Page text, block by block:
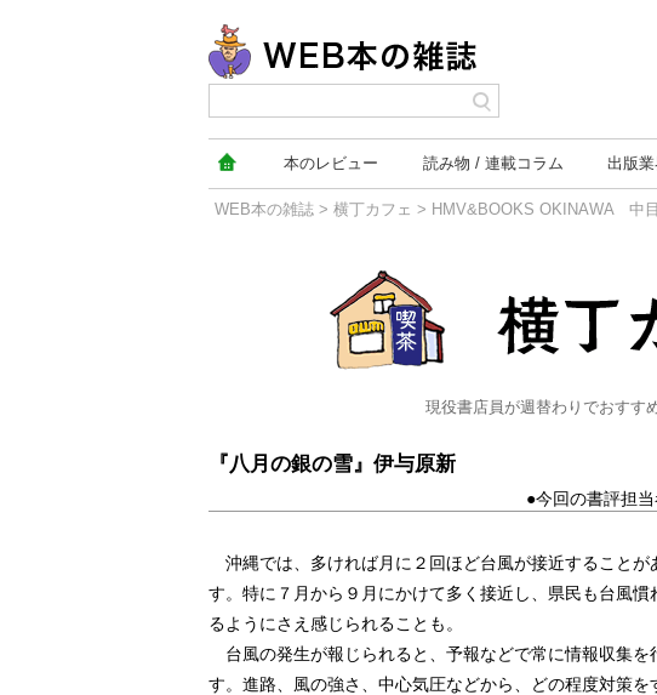
本のレビュー 読み物 連載コラム 出版業
WEB本の雑誌 > 横丁カフェ > HMV&BOOKS OKINAWA 中
現役書店員が週替わりでおすす
『八月の銀の雪』伊与原新
●今回の書評担
沖縄では、多ければ月に２回ほど台風が接近することが
す。特に７月から９月にかけて多く接近し、県民も台風慣
るようにさえ感じられることも。
台風の発生が報じられると、予報などで常に情報収集を
す。進路、風の強さ、中心気圧などから、どの程度対策を